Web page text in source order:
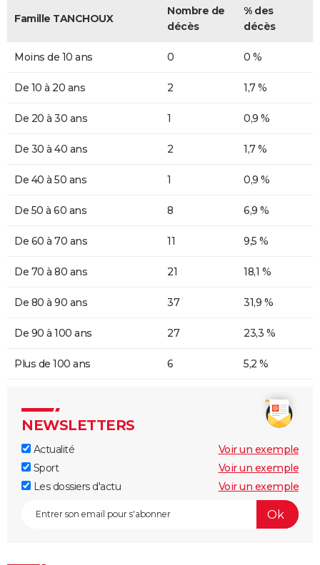
Famille TANCHOUX
Nombre de
décès
% des
décès
Moins de 10 ans 0 0 %
De 10 à 20 ans 2 1,7 %
De 20 à 30 ans 1 0,9 %
De 30 à 40 ans 2 1,7 %
De 40 à 50 ans 1 0,9 %
De 50 à 60 ans 8 6,9 %
De 60 à 70 ans 11 9,5 %
De 70 à 80 ans 21 18,1 %
De 80 à 90 ans 37 31,9 %
De 90 à 100 ans 27 23,3 %
Plus de 100 ans 6 5,2 %
NEWSLETTERS
Actualité
Voir un exemple
Sport
Voir un exemple
Les dossiers d'actu
Voir un exemple